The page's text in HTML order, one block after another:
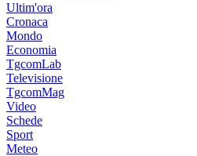
Ultim'ora
Cronaca
Mondo
Economia
TgcomLab
Televisione
TgcomMag
Video
Schede
Sport
Meteo